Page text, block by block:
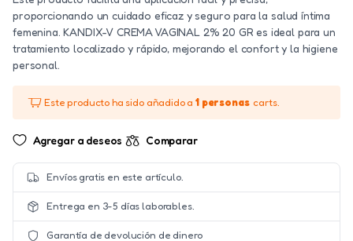
proporcionando un cuidado eficaz y seguro para la salud íntima
femenina. KANDIX-V CREMA VAGINAL 2% 20 GR es ideal para un
tratamiento localizado y rápido, mejorando el confort y la higiene
personal.
Este producto ha sido añadido a1 personas carts.
Agregar a deseos Comparar
Envíos gratis en este artículo.
Entrega en 3-5 días laborables.
Garantía de devolución de dinero